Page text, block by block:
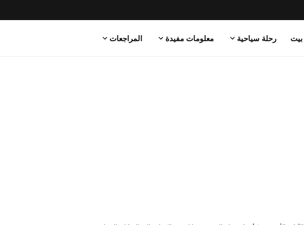
بيت رحلة سياحية معلومات مفيدة المراجعات